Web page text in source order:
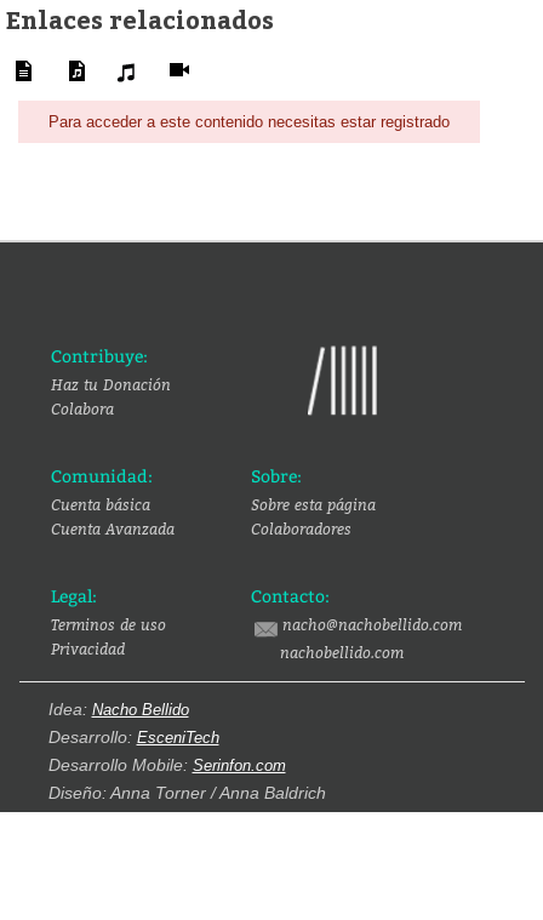
Enlaces relacionados
Para acceder a este contenido necesitas estar registrado
Contribuye:
Haz tu Donación
Colabora
Comunidad:
Cuenta básica
Cuenta Avanzada
Sobre:
Sobre esta página
Colaboradores
Legal:
Terminos de uso
Privacidad
Contacto:
nacho@nachobellido.com
nachobellido.com
Idea: Nacho Bellido
Desarrollo: EsceniTech
Desarrollo Mobile: Serinfon.com
Diseño: Anna Torner / Anna Baldrich